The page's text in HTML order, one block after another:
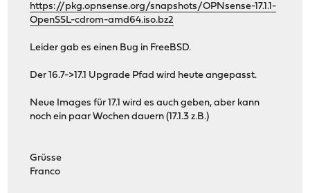
https://pkg.opnsense.org/snapshots/OPNsense-17.1.1-
OpenSSL-cdrom-amd64.iso.bz2
Leider gab es einen Bug in FreeBSD.
Der 16.7->17.1 Upgrade Pfad wird heute angepasst.
Neue Images für 17.1 wird es auch geben, aber kann
noch ein paar Wochen dauern (17.1.3 z.B.)
Grüsse
Franco